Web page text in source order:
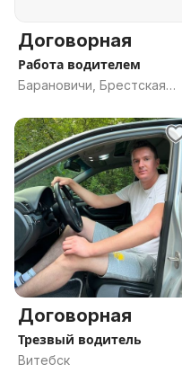
Договорная
Работа водителем
Барановичи, Брестская
Договорная
Трезвый водитель
Витебск